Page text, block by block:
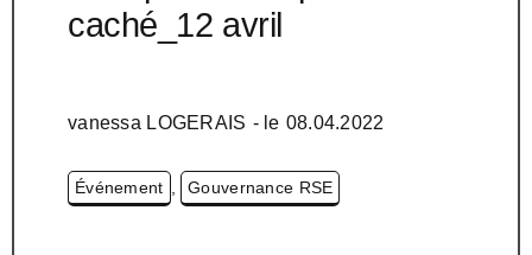
caché_12 avril
vanessa LOGERAIS - le 08.04.2022
Événement , Gouvernance RSE